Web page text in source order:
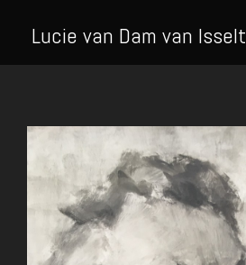
Lucie van Dam van Isselt